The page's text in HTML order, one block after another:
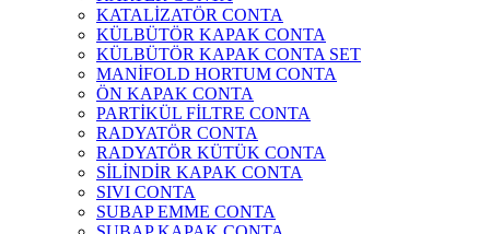
KATALİZATÖR CONTA
KÜLBÜTÖR KAPAK CONTA
KÜLBÜTÖR KAPAK CONTA SET
MANİFOLD HORTUM CONTA
ÖN KAPAK CONTA
PARTİKÜL FİLTRE CONTA
RADYATÖR CONTA
RADYATÖR KÜTÜK CONTA
SİLİNDİR KAPAK CONTA
SIVI CONTA
SUBAP EMME CONTA